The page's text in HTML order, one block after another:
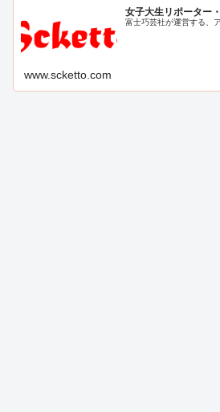
女子大生リポーター
富士巧芸社が運営する、
www.scketto.com